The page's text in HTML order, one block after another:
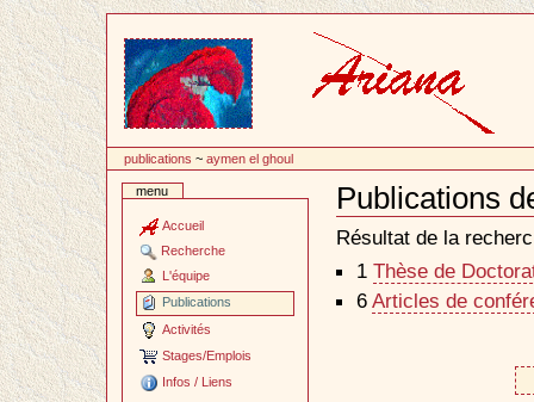
contenu
publications ~aymen el ghoul
menu
Accueil
Recherche
L'équipe
Publications
Activités
Stages/Emplois
Infos / Liens
Publications
Document
Actions
Résultat de la
1 Thèse de
6 Articles de